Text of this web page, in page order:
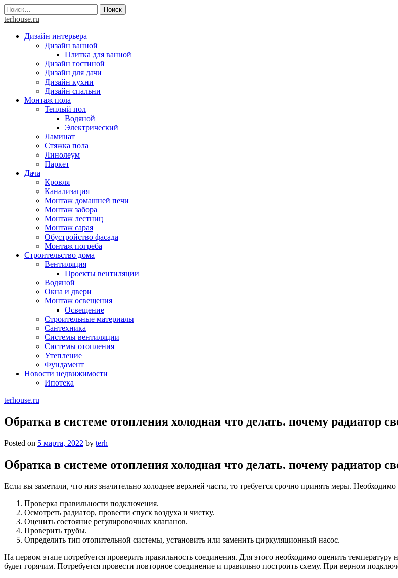
Skip
to
Найти:
terhouse.ru
Дизайн интерьера
Дизайн ванной
Плитка для ванной
Дизайн гостиной
Дизайн для дачи
Дизайн кухни
Дизайн спальни
Монтаж пола
Теплый пол
Водяной
Электрический
Ламинат
Стяжка пола
Линолеум
Паркет
Дача
Кровля
Канализация
Монтаж домашней печи
Монтаж забора
Монтаж лестниц
Монтаж сарая
Обустройство фасада
Монтаж погреба
Строительство дома
Вентиляция
Проекты вентиляции
Водяной
Окна и двери
Монтаж освещения
Освещение
Строительные материалы
Сантехника
Системы вентиляции
Системы отопления
Утепление
Фундамент
Новости недвижимости
Ипотека
terhouse.ru
Обратка в системе отопления холодная что делать. почему радиатор
Posted on 5 марта, 2022 by terh
Обратка в системе отопления холодная что делать. почему радиатор
Если вы заметили, что низ значительно холоднее верхней части, то требуется срочно принять меры.
Проверка правильности подключения.
Осмотреть радиатор, провести спуск воздуха и чистку.
Оценить состояние регулировочных клапанов.
Проверить трубы.
Определить тип отопительной системы, установить или заменить циркуляционный насос.
На первом этапе потребуется проверить правильность соединения. Для этого необходимо оценить
будет горячим. Потребуется провести повторное соединение и правильно построить схему. При верном